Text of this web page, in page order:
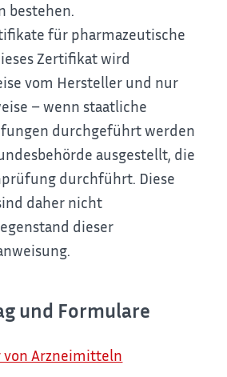
bestehen.
für pharmazeutische
Zertifikat wird
vom Hersteller und nur
– wenn staatliche
durchgeführt werden
ausgestellt, die
durchführt. Diese
daher nicht
dieser
und Formulare
von Arzneimitteln